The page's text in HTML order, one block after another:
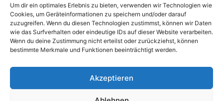
Um dir ein optimales Erlebnis zu bieten, verwenden wir Technologien wie
Cookies, um Geräteinformationen zu speichern und/oder darauf
zuzugreifen. Wenn du diesen Technologien zustimmst, können wir Daten
wie das Surfverhalten oder eindeutige IDs auf dieser Website verarbeiten.
Wenn du deine Zustimmung nicht erteilst oder zurückziehst, können
bestimmte Merkmale und Funktionen beeinträchtigt werden.
Akzeptieren
Reparaturservice
Versandkosten
Follow
AGB